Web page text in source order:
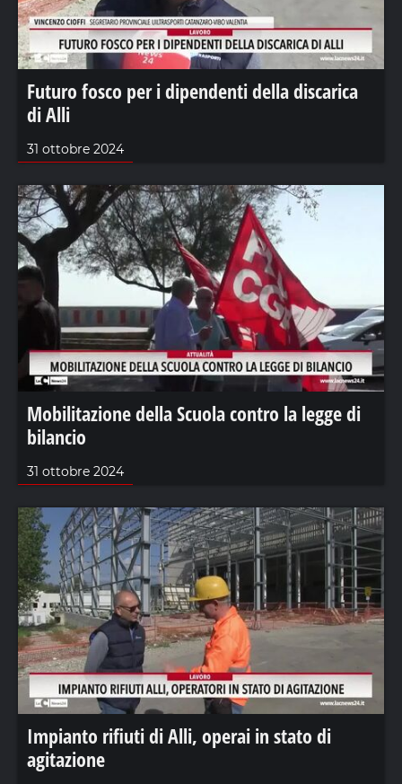
Futuro fosco per i dipendenti della discarica
di Alli
31 ottobre 2024
Mobilitazione della Scuola contro la legge di
bilancio
31 ottobre 2024
Impianto rifiuti di Alli, operai in stato di
agitazione